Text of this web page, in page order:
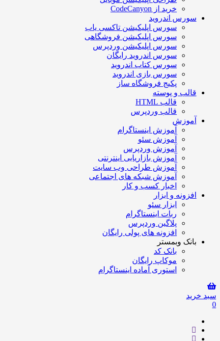
خرید از CodeCanyon
اندروید
سورس اپلیکیشن تاکسی یاب
سورس اپلیکیشن فروشگاهی
سورس اپلیکیشن وردپرس
سورس اندروید رایگان
سورس کتاب اندروید
سورس بازی اندروید
پکیج فروشگاه ساز
و پوسته
قالب HTML
قالب وردپرس
آموزش اینستاگرام
آموزش سئو
آموزش وردپرس
آموزش بازاریابی اینترنتی
آموزش طراحی وب سایت
آموزش شبکه های اجتماعی
اخبار کسب و کار
و ابزار
ابزار سئو
ربات اینستاگرام
پلاگین وردپرس
افزونه های پولی رایگان
وبمستر
بانک کد
موکاپ رایگان
استوری آماده اینستاگرام